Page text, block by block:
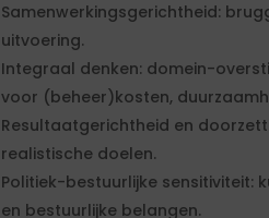
Samenwerkingsgerichtheid:
uitvoering.
Integraal denken: domein-
voor (beheer)kosten,
Resultaatgerichtheid en
realistische doelen.
Politiek-bestuurlijke sensitiviteit:
en bestuurlijke belangen.